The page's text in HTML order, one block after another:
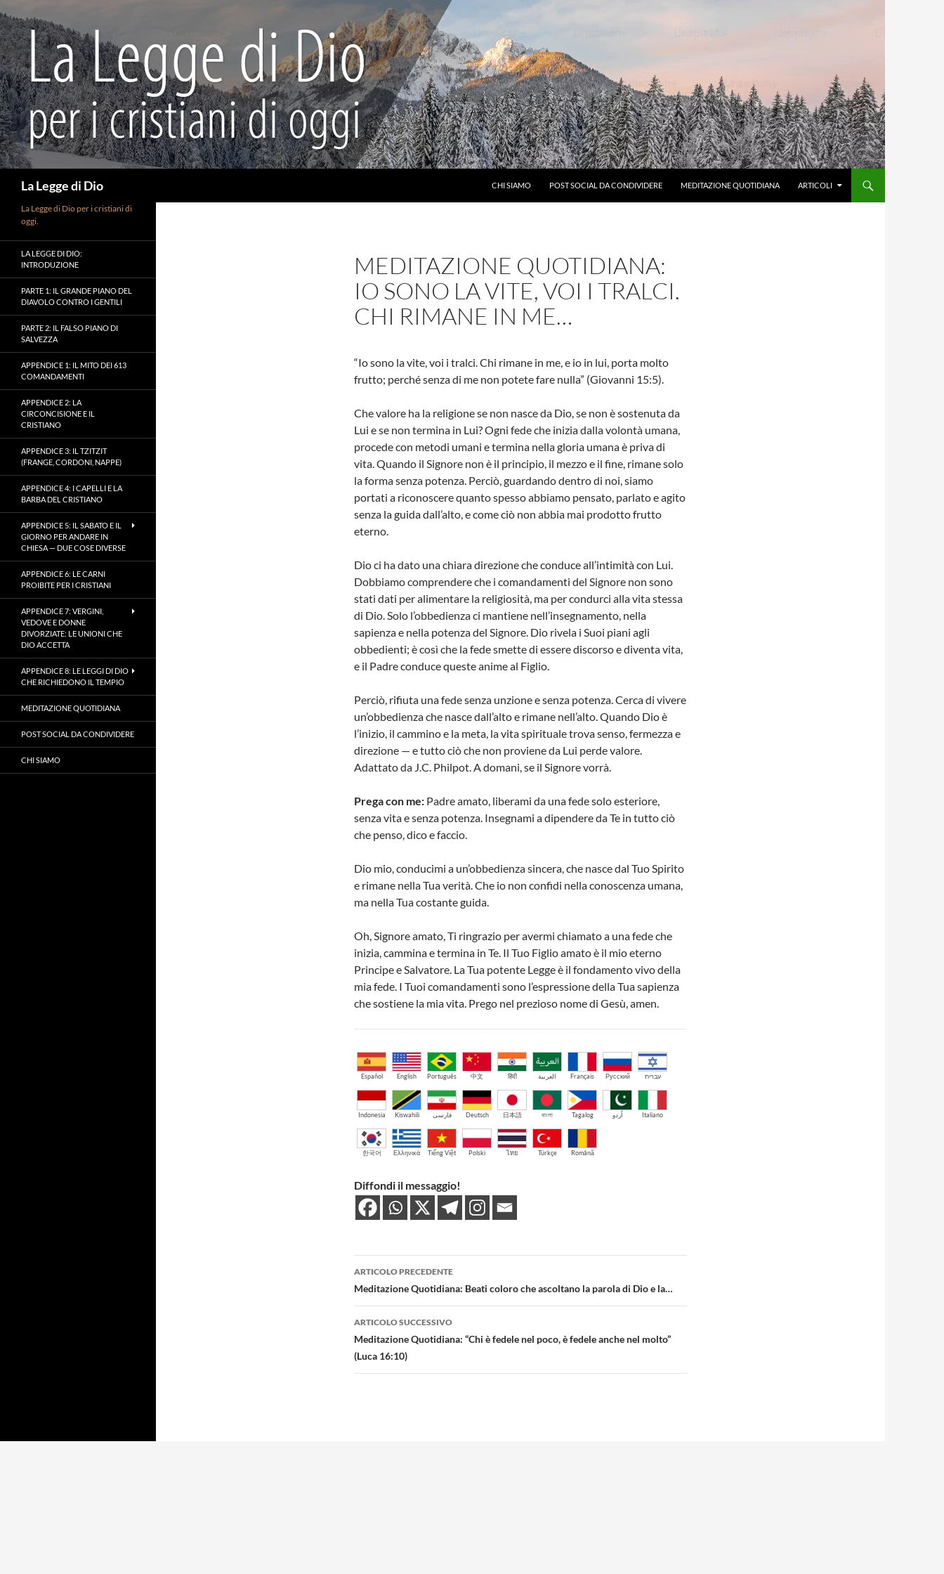
al
contenuto
La Legge di Dio CHI SIAMO POST SOCIAL DA CONDIVIDERE MEDITAZIONE QUOTIDIANA ARTICOLI
MEDITAZIONE QUOTIDIANA:
IO SONO LA VITE, VOI I TRALCI.
CHI RIMANE IN ME…
“Io sono la vite, voi i tralci. Chi rimane in me, e io in lui, porta molto
frutto; perché senza di me non potete fare nulla” (Giovanni 15:5).
Che valore ha la religione se non nasce da Dio, se non è sostenuta da
Lui e se non termina in Lui? Ogni fede che inizia dalla volontà umana,
procede con metodi umani e termina nella gloria umana è priva di
vita. Quando il Signore non è il principio, il mezzo e il fine, rimane solo
la forma senza potenza. Perciò, guardando dentro di noi, siamo
portati a riconoscere quanto spesso abbiamo pensato, parlato e agito
senza la guida dall’alto, e come ciò non abbia mai prodotto frutto
eterno.
Dio ci ha dato una chiara direzione che conduce all’intimità con Lui.
Dobbiamo comprendere che i comandamenti del Signore non sono
stati dati per alimentare la religiosità, ma per condurci alla vita stessa
di Dio. Solo l’obbedienza ci mantiene nell’insegnamento, nella
sapienza e nella potenza del Signore. Dio rivela i Suoi piani agli
obbedienti; è così che la fede smette di essere discorso e diventa vita,
e il Padre conduce queste anime al Figlio.
Perciò, rifiuta una fede senza unzione e senza potenza. Cerca di vivere
un’obbedienza che nasce dall’alto e rimane nell’alto. Quando Dio è
l’inizio, il cammino e la meta, la vita spirituale trova senso, fermezza e
direzione — e tutto ciò che non proviene da Lui perde valore.
Adattato da J.C. Philpot. A domani, se il Signore vorrà.
Prega con me: Padre amato, liberami da una fede solo esteriore,
senza vita e senza potenza. Insegnami a dipendere da Te in tutto ciò
che penso, dico e faccio.
Dio mio, conducimi a un’obbedienza sincera, che nasce dal Tuo Spirito
e rimane nella Tua verità. Che io non confidi nella conoscenza umana,
ma nella Tua costante guida.
Oh, Signore amato, Ti ringrazio per avermi chiamato a una fede che
inizia, cammina e termina in Te. Il Tuo Figlio amato è il mio eterno
Principe e Salvatore. La Tua potente Legge è il fondamento vivo della
mia fede. I Tuoi comandamenti sono l’espressione della Tua sapienza
che sostiene la mia vita. Prego nel prezioso nome di Gesù, amen.
Español English Português 中文 हिंदी العربية Français Русский עברית
Indonesia Kiswahili فارسی Deutsch 日本語 বাংলা Tagalog اُردو Italiano
한국어 Ελληνικά Tiếng Việt Polski ไทย Türkçe Română
Diffondi il messaggio!
Navigazione
articolo
ARTICOLO PRECEDENTE
Meditazione Quotidiana: Beati coloro che ascoltano la parola di Dio e la…
ARTICOLO SUCCESSIVO
Meditazione Quotidiana: “Chi è fedele nel poco, è fedele anche nel molto”
(Luca 16:10)
La Legge di Dio per i cristiani di
oggi.
LA LEGGE DI DIO:
INTRODUZIONE
PARTE 1: IL GRANDE PIANO DEL
DIAVOLO CONTRO I GENTILI
PARTE 2: IL FALSO PIANO DI
SALVEZZA
APPENDICE 1: IL MITO DEI 613
COMANDAMENTI
APPENDICE 2: LA
CIRCONCISIONE E IL
CRISTIANO
APPENDICE 3: IL TZITZIT
(FRANGE, CORDONI, NAPPE)
APPENDICE 4: I CAPELLI E LA
BARBA DEL CRISTIANO
APPENDICE 5: IL SABATO E IL
GIORNO PER ANDARE IN
CHIESA — DUE COSE DIVERSE
APPENDICE 6: LE CARNI
PROIBITE PER I CRISTIANI
APPENDICE 7: VERGINI,
VEDOVE E DONNE
DIVORZIATE: LE UNIONI CHE
DIO ACCETTA
APPENDICE 8: LE LEGGI DI DIO
CHE RICHIEDONO IL TEMPIO
MEDITAZIONE QUOTIDIANA
POST SOCIAL DA CONDIVIDERE
CHI SIAMO